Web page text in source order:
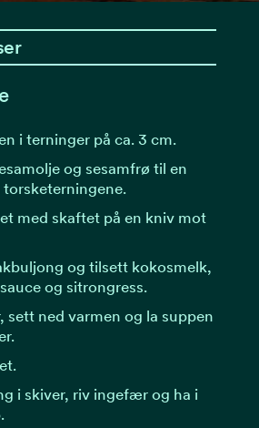
i terninger på ca. 3 cm.
og sesamfrø til en
med skaftet på en kniv mot
og tilsett kokosmelk,
og sitrongress.
sett ned varmen og la suppen
i skiver, riv ingefær og ha i